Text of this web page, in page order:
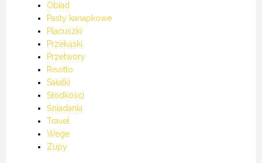
Obiad
Pasty kanapkowe
Placuszki
Przekąski
Przetwory
Risotto
Sałatki
Słodkości
Śniadania
Travel
Wege
Zupy